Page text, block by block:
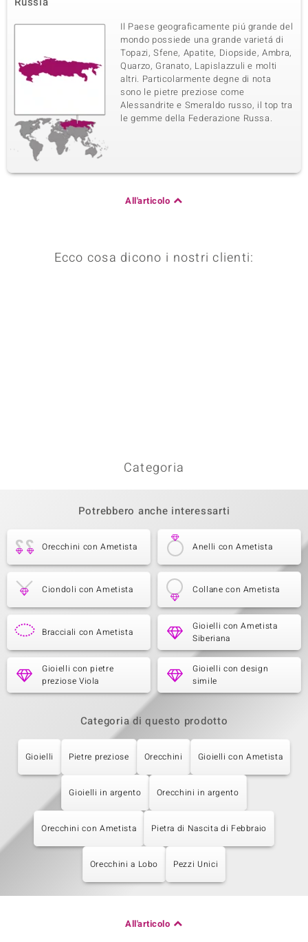
Montatura
Incastonatura a griffe Cambogia
Il Paese geograficamente piú grande del
mondo possiede una grande varietá di
Topazi, Sfene, Apatite, Diopside, Ambra,
Quarzo, Granato, Lapislazzuli e molti
altri. Particolarmente degne di nota
sono le pietre preziose come
Alessandrite e Smeraldo russo, il top tra
le gemme della Federazione Russa.
All'articolo
Ecco cosa dicono i nostri clienti:
Categoria
Potrebbero anche interessarti
Orecchini con Ametista Anelli con Ametista
Ciondoli con Ametista Collane con Ametista
Bracciali con Ametista
Gioielli con Ametista
Siberiana
Gioielli con pietre
preziose Viola
Gioielli con design
simile
Categoria di questo prodotto
Gioielli Pietre preziose Orecchini Gioielli con Ametista
Gioielli in argento Orecchini in argento
Orecchini con Ametista Pietra di Nascita di Febbraio
Orecchini a Lobo Pezzi Unici
All'articolo